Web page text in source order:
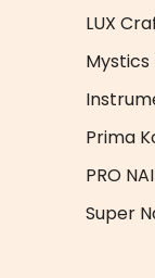
LUX
Mystics
Prima
PRO
Super